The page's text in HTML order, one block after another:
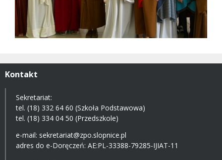
Kontakt
Sekretariat:
tel. (18) 332 64 60 (Szkoła Podstawowa)
tel. (18) 334 04 50 (Przedszkole)
e-mail: sekretariat@zpo.slopnice.pl
adres do e-Doręczeń: AE:PL-33388-79285-IJIAT-11